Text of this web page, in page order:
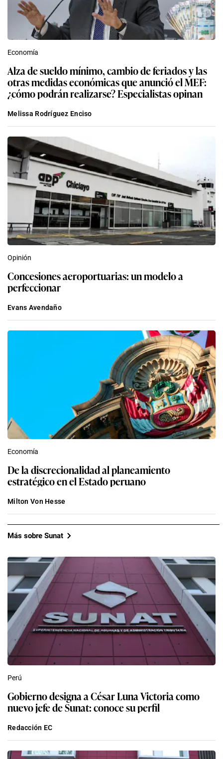
Economía
Alza de sueldo mínimo, cambio de feriados y las
otras medidas económicas que anunció el MEF:
¿cómo podrán realizarse? Especialistas opinan
Melissa Rodríguez Enciso
Opinión
Concesiones aeroportuarias: un modelo a
perfeccionar
Evans Avendaño
Economía
De la discrecionalidad al planeamiento
estratégico en el Estado peruano
Milton Von Hesse
Más sobre Sunat
Perú
Gobierno designa a César Luna Victoria como
nuevo jefe de Sunat: conoce su perfil
Redacción EC